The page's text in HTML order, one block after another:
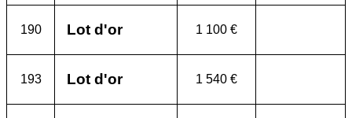
190 Lot d'or 1 100 €
193 Lot d'or 1 540 €